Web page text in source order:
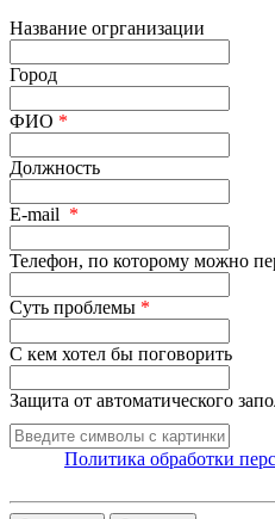
Название огрганизации
Город
ФИО *
Должность
E-mail *
Телефон, по которому можно
Суть проблемы *
С кем хотел бы поговорить
Защита от автоматического
Политика обработки